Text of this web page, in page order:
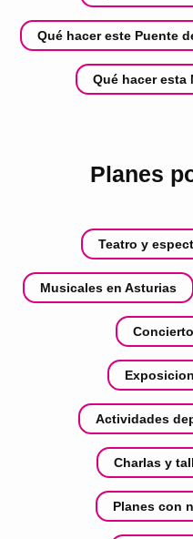
Qué hacer este Puente
Qué hacer esta
Planes
Teatro y
Musicales en Asturias
Actividades
Charlas y
Planes con